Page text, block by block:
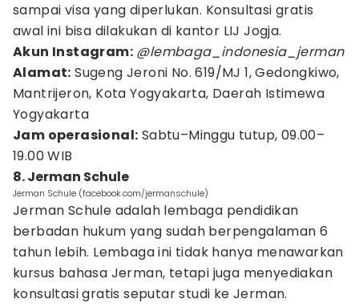
sampai visa yang diperlukan. Konsultasi gratis
awal ini bisa dilakukan di kantor LIJ Jogja.
Akun Instagram: @lembaga_indonesia_jerman
Alamat: Sugeng Jeroni No. 619/MJ 1, Gedongkiwo,
Mantrijeron, Kota Yogyakarta, Daerah Istimewa
Yogyakarta
Jam operasional: Sabtu–Minggu tutup, 09.00–
19.00 WIB
8. Jerman Schule
Jerman Schule (facebook.com/jermanschule)
Jerman Schule adalah lembaga pendidikan
berbadan hukum yang sudah berpengalaman 6
tahun lebih. Lembaga ini tidak hanya menawarkan
kursus bahasa Jerman, tetapi juga menyediakan
konsultasi gratis seputar studi ke Jerman.